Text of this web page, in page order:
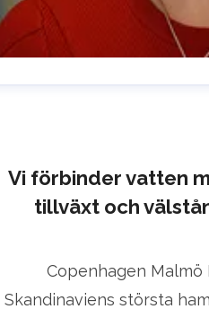
Vi förbinder vatten
tillväxt och
Copenhagen Malmö
Skandinaviens största